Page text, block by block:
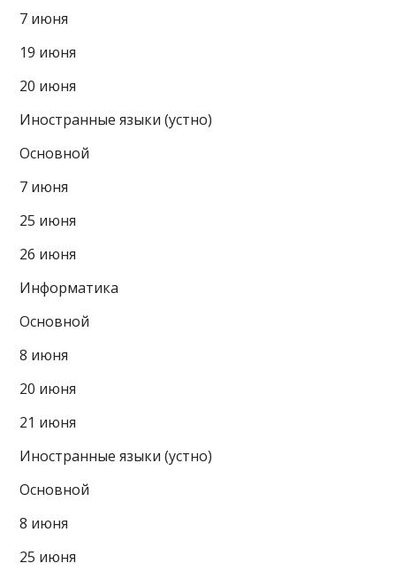
7 июня
19 июня
20 июня
Иностранные языки (устно)
Основной
7 июня
25 июня
26 июня
Информатика
Основной
8 июня
20 июня
21 июня
Иностранные языки (устно)
Основной
8 июня
25 июня